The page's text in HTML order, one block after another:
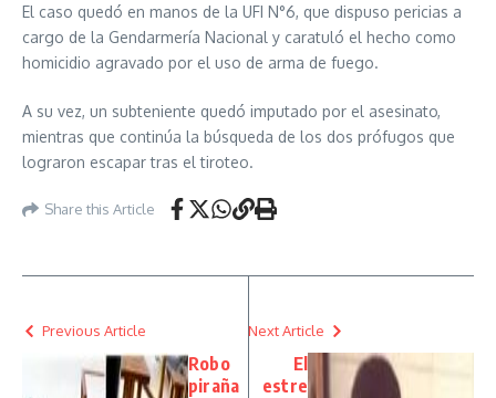
El caso quedó en manos de la UFI N°6, que dispuso pericias a
cargo de la Gendarmería Nacional y caratuló el hecho como
homicidio agravado por el uso de arma de fuego.
A su vez, un subteniente quedó imputado por el asesinato,
mientras que continúa la búsqueda de los dos prófugos que
lograron escapar tras el tiroteo.
Share this Article
Previous Article
Robo
piraña
Next Article
El
estre